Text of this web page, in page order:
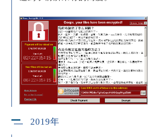
→ 安全意识&技能培训
关于我们
发展历程
2019年